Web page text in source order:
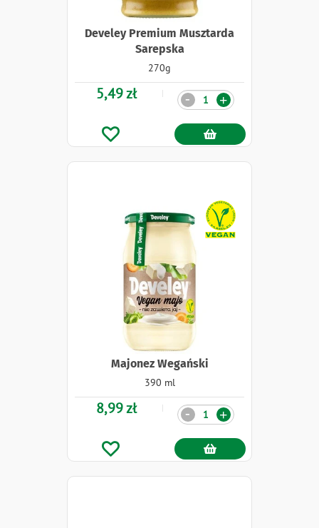
Develey Premium Musztarda
Sarepska
270g
5,49 zł Ilość +
-
Majonez Wegański
390 ml
Naklejki
8,99 zł Ilość +
-